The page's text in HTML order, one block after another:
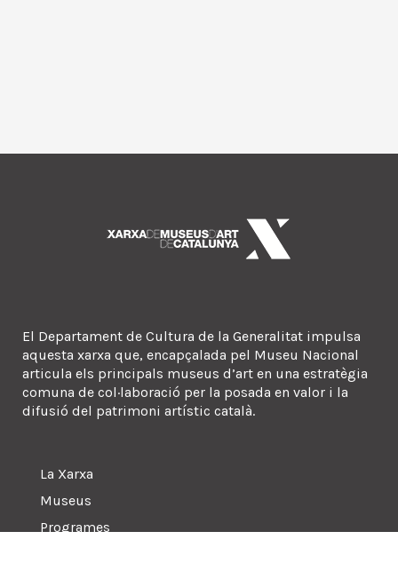
El Departament de Cultura de la Generalitat impulsa
aquesta xarxa que, encapçalada pel Museu Nacional
articula els principals museus d’art en una estratègia
comuna de col·laboració per la posada en valor i la
difusió del patrimoni artístic català.
La Xarxa
Museus
Programes